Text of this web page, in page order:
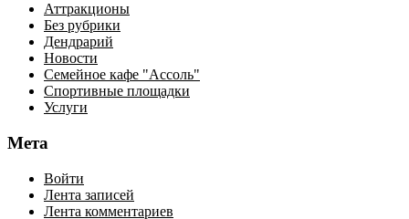
Аттракционы
Без рубрики
Дендрарий
Новости
Семейное кафе "Ассоль"
Спортивные площадки
Услуги
Мета
Войти
Лента записей
Лента комментариев